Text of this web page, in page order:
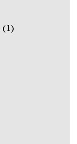
(1)